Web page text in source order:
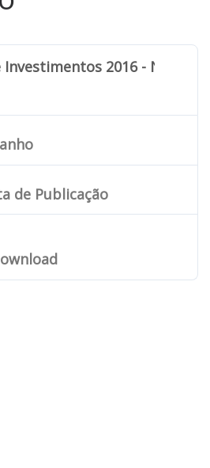
Investimentos 2016 -
de Publicação